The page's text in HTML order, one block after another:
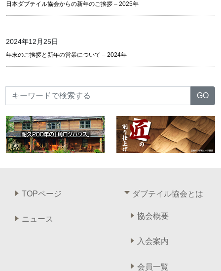
日本ダブテイル協会からの新年のご挨拶 – 2025年
2024年12月25日
年末のご挨拶と新年の営業について – 2024年
TOPページ
ニュース
ダブテイル協会とは
協会概要
入会案内
会員一覧